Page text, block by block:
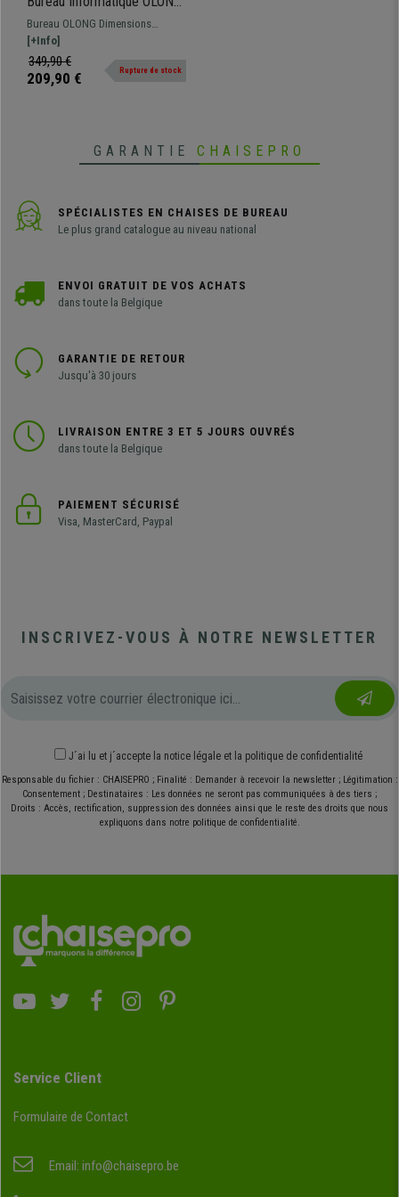
140x120x75,5 cm, Support
Clavier, en Bois de Chêne
Bureau OLONG Dimensions
140x120x75,5 cm Vous recherchez
un bureau d'angle d’excellente
qualité au style hors du commun ?
[+Info]
349,90 €
209,90 € Rupture de stock
GARANTIE CHAISEPRO
SPÉCIALISTES EN CHAISES DE BUREAU
Le plus grand catalogue au niveau national
ENVOI GRATUIT DE VOS ACHATS
dans toute la Belgique
GARANTIE DE RETOUR
Jusqu'à 30 jours
LIVRAISON ENTRE 3 ET 5 JOURS OUVRÉS
dans toute la Belgique
PAIEMENT SÉCURISÉ
Visa, MasterCard, Paypal
INSCRIVEZ-VOUS À NOTRE NEWSLETTER
J´ai lu et j´accepte la notice légale et la politique de confidentialité
Responsable du fichier : CHAISEPRO ; Finalité : Demander à recevoir la newsletter ; Légitimation :
Consentement ; Destinataires : Les données ne seront pas communiquées à des tiers ;
Droits : Accès, rectification, suppression des données ainsi que le reste des droits que nous
expliquons dans notre politique de confidentialité.
Service Client
Formulaire de Contact
Email: info@chaisepro.be